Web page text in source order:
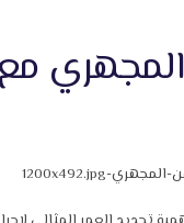
المجهري